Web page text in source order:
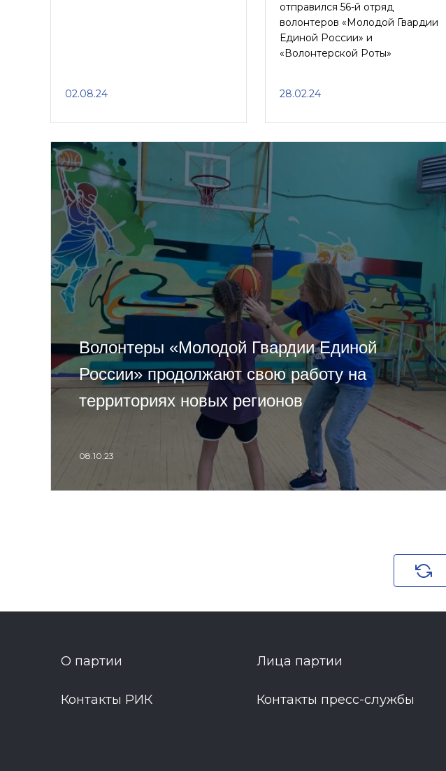
02.08.24
отправился 56-й отряд
волонтеров «Молодой Гвардии
Единой России» и
«Волонтерской Роты»
28.02.24
Волонтеры «Молодой Гвардии Единой
России» продолжают свою работу на
территориях новых регионов
08.10.23
О партии Лица партии
Контакты РИК Контакты пресс-службы